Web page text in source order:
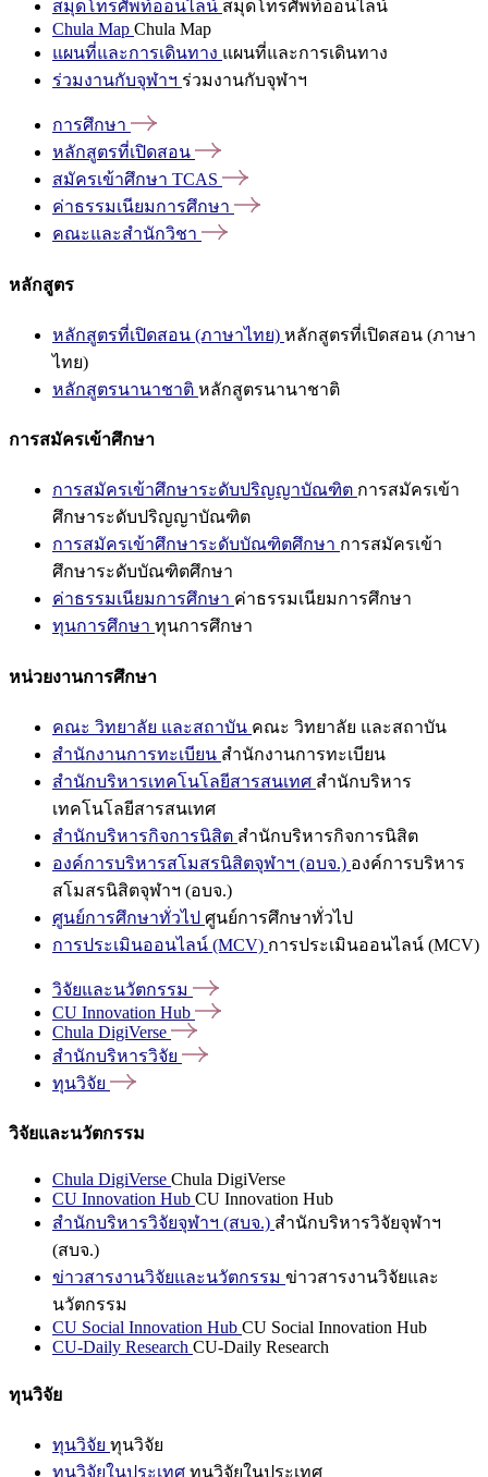
สมุดโทรศัพท์ออนไลน์ สมุดโทรศัพท์ออนไลน์
Chula Map Chula Map
แผนที่และการเดินทาง แผนที่และการเดินทาง
ร่วมงานกับจุฬาฯ ร่วมงานกับจุฬาฯ
การศึกษา
หลักสูตรที่เปิดสอน
สมัครเข้าศึกษา TCAS
ค่าธรรมเนียมการศึกษา
คณะและสำนักวิชา
หลักสูตร
หลักสูตรที่เปิดสอน (ภาษาไทย) หลักสูตรที่เปิดสอน (ภาษา
ไทย)
หลักสูตรนานาชาติ หลักสูตรนานาชาติ
การสมัครเข้าศึกษา
การสมัครเข้าศึกษาระดับปริญญาบัณฑิต การสมัครเข้า
ศึกษาระดับปริญญาบัณฑิต
การสมัครเข้าศึกษาระดับบัณฑิตศึกษา การสมัครเข้า
ศึกษาระดับบัณฑิตศึกษา
ค่าธรรมเนียมการศึกษา ค่าธรรมเนียมการศึกษา
ทุนการศึกษา ทุนการศึกษา
หน่วยงานการศึกษา
คณะ วิทยาลัย และสถาบัน คณะ วิทยาลัย และสถาบัน
สำนักงานการทะเบียน สำนักงานการทะเบียน
สำนักบริหารเทคโนโลยีสารสนเทศ สำนักบริหาร
เทคโนโลยีสารสนเทศ
สำนักบริหารกิจการนิสิต สำนักบริหารกิจการนิสิต
องค์การบริหารสโมสรนิสิตจุฬาฯ (อบจ.) องค์การบริหาร
สโมสรนิสิตจุฬาฯ (อบจ.)
ศูนย์การศึกษาทั่วไป ศูนย์การศึกษาทั่วไป
การประเมินออนไลน์ (MCV) การประเมินออนไลน์ (MCV)
วิจัยและนวัตกรรม
CU Innovation Hub
Chula DigiVerse
สำนักบริหารวิจัย
ทุนวิจัย
วิจัยและนวัตกรรม
Chula DigiVerse Chula DigiVerse
CU Innovation Hub CU Innovation Hub
สำนักบริหารวิจัยจุฬาฯ (สบจ.) สำนักบริหารวิจัยจุฬาฯ
(สบจ.)
ข่าวสารงานวิจัยและนวัตกรรม ข่าวสารงานวิจัยและ
นวัตกรรม
CU Social Innovation Hub CU Social Innovation Hub
CU-Daily Research CU-Daily Research
ทุนวิจัย
ทุนวิจัย ทุนวิจัย
ทุนวิจัยในประเทศ ทุนวิจัยในประเทศ